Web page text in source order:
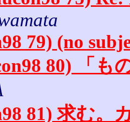
79) (no
80) 「も
81) 求む。